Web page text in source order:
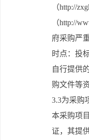
（http://
（http://
府采购严
时点：投
自行提供
购文件等
3.3为采购
本采购项
证，其提